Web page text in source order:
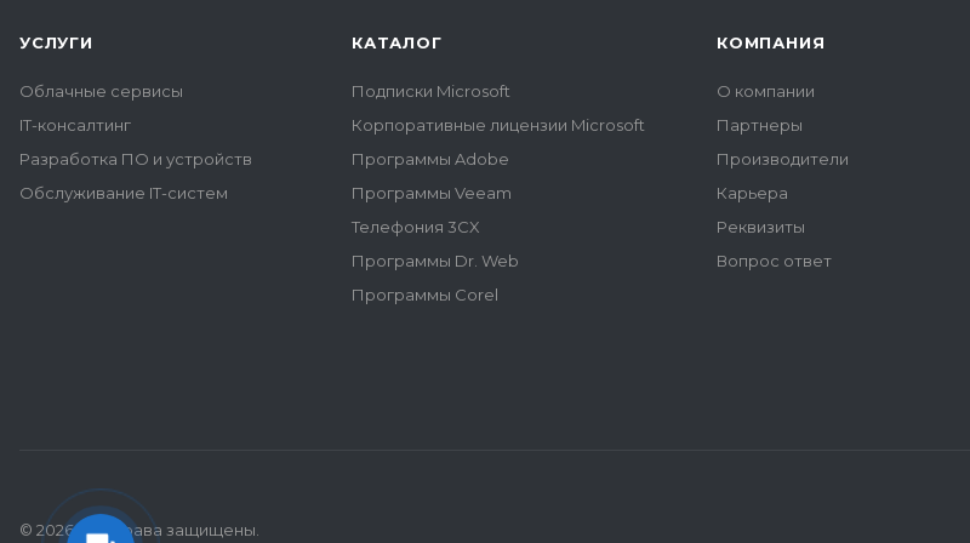
УСЛУГИ
Облачные сервисы
IT-консалтинг
Разработка ПО и устройств
Обслуживание IT-систем
КАТАЛОГ
Подписки Microsoft
Корпоративные лицензии Microsoft
Программы Adobe
Программы Veeam
Телефония 3CX
Программы Dr. Web
Программы Corel
КОМПАНИЯ
О компании
Партнеры
Производители
Карьера
Реквизиты
Вопрос ответ
© 2026 Все права защищены.